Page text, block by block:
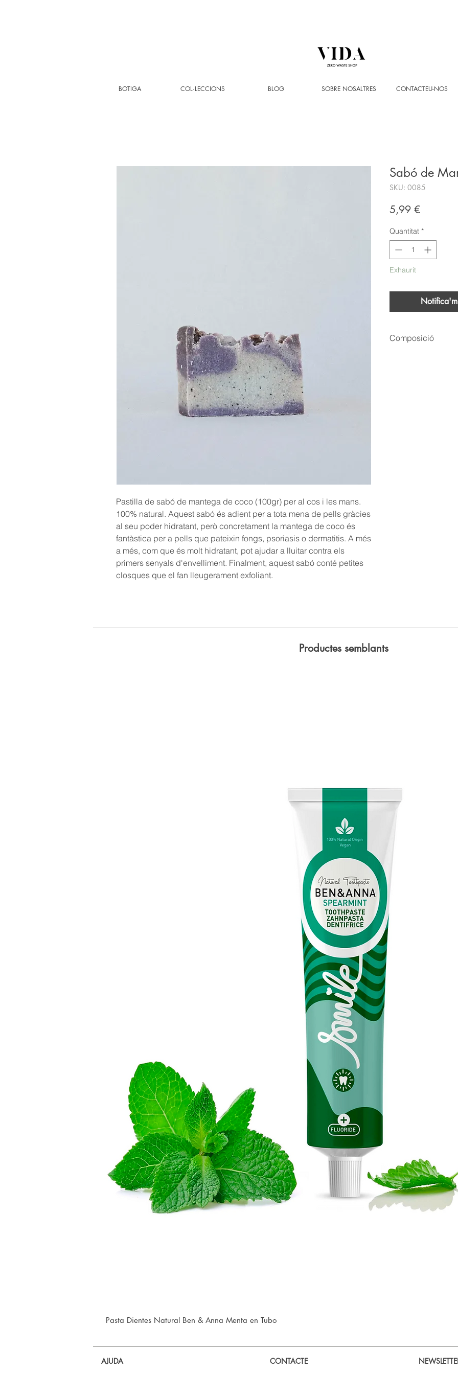
BOTIGA COL·LECCIONS BLOG SOBRE NOSALTRES CONTACTEU-NOS
Pastilla de sabó de mantega de coco (100gr) per al cos i les mans.
100% natural. Aquest sabó és adient per a tota mena de pells gràcies
al seu poder hidratant, però concretament la mantega de coco és
fantàstica per a pells que pateixin fongs, psoriasis o dermatitis. A més
a més, com que és molt hidratant, pot ajudar a lluitar contra els
primers senyals d'envelliment. Finalment, aquest sabó conté petites
closques que el fan lleugerament exfoliant.
Sabó de
SKU: 0085
5,99 €Price
Quantitat *
Exhaurit
Composició
Productes semblants
Pasta Dientes Natural Ben & Anna Menta en Tubo
AJUDA CONTACTE